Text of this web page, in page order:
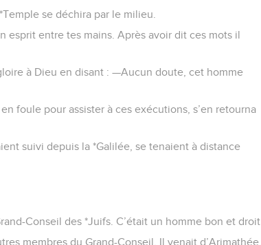
se déchira par le milieu.
esprit entre tes mains. Après avoir dit ces mots il
à Dieu en disant : —Aucun doute, cet homme
foule pour assister à ces exécutions, s’en retourna
suivi depuis la *Galilée, se tenaient à distance
Conseil des *Juifs. C’était un homme bon et droit
membres du Grand-Conseil. Il venait d’Arimathée,